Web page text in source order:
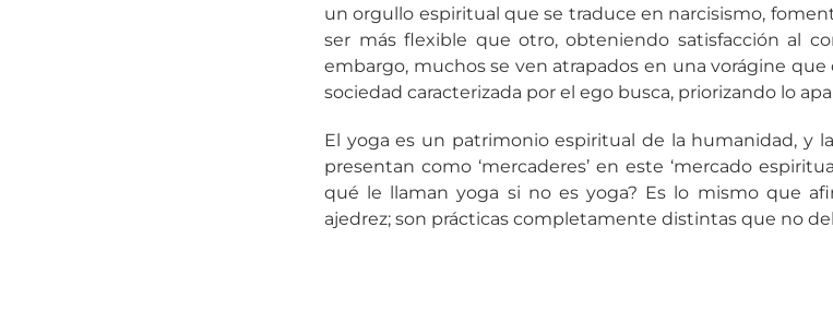
un orgullo espiritual que se traduce en narcisismo,
ser más flexible que otro, obteniendo satisfacción al
embargo, muchos se ven atrapados en una vorágine
sociedad caracterizada por el ego busca, priorizando lo
El yoga es un patrimonio espiritual de la humanidad, y
presentan como ‘mercaderes’ en este ‘mercado
qué le llaman yoga si no es yoga? Es lo mismo que
ajedrez; son prácticas completamente distintas que no